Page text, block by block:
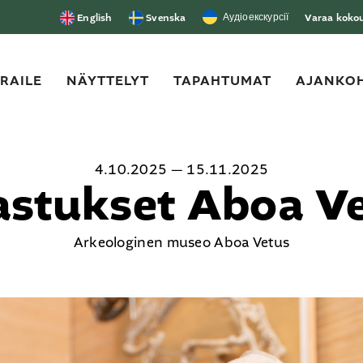
English Svenska Аудіоекскурсії Varaa
NÄYTTELYT TAPAHTUMAT
4.10.2025 — 15.11.2025
Aboa
Arkeologinen museo Aboa Vetus